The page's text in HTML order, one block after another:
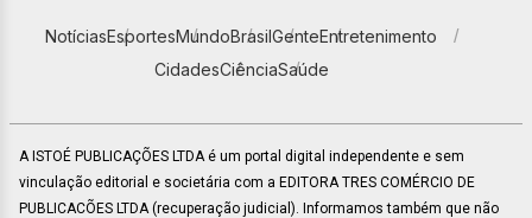
NotíciasEsportesMundoBrasilGenteEntretenimento
CidadesCiênciaSaúde
A ISTOÉ PUBLICAÇÕES LTDA é um portal digital independente e sem
vinculação editorial e societária com a EDITORA TRES COMÉRCIO DE
PUBLICACÕES LTDA (recuperação judicial). Informamos também que não